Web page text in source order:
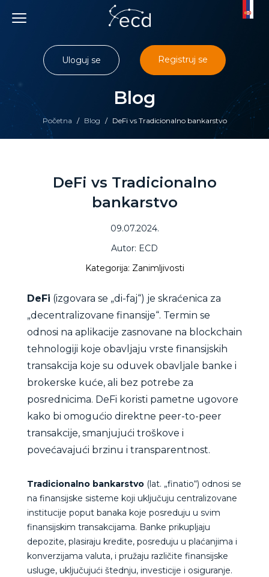
content
Početna / Blog / DeFi vs Tradicionalno bankarstvo
Blog
Uloguj se Registruj se
DeFi vs Tradicionalno
bankarstvo
09.07.2024.
Autor: ECD
Kategorija: Zanimljivosti
DeFi (izgovara se „di-faj“) je skraćenica za
„decentralizovane finansije“. Termin se
odnosi na aplikacije zasnovane na blockchain
tehnologiji koje obavljaju vrste finansijskih
transakcija koje su oduvek obavljale banke i
brokerske kuće, ali bez potrebe za
posrednicima. DeFi koristi pametne ugovore
kako bi omogućio direktne peer-to-peer
transakcije, smanjujući troškove i
povećavajući brzinu i transparentnost.
Tradicionalno bankarstvo(lat. „finatio“) odnosi se
na finansijske sisteme koji uključuju centralizovane
institucije poput banaka koje posreduju u svim
finansijskim transakcijama. Banke prikupljaju
depozite, plasiraju kredite, posreduju u plaćanjima i
konverzijama valuta, i pružaju različite finansijske
usluge, uključujući štednju, investicije i osiguranje.